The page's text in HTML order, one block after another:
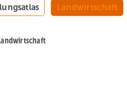
Landwirtschaft